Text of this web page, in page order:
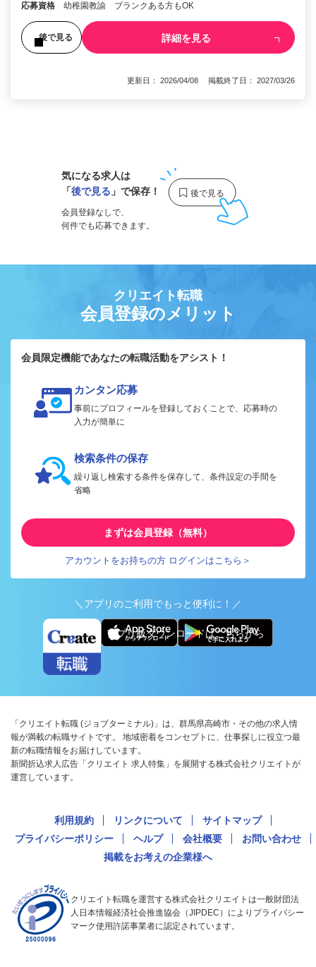
応募資格 幼稚園教諭 ブランクある方もOK
後で見る 詳細を見る
更新日： 2026/04/08 掲載終了日： 2027/03/26
気になる求人は
「後で見る 」で保存！
会員登録なしで、
何件でも応募できます。
クリエイト転職
会員登録のメリット
会員限定機能であなたの転職活動をアシスト！
カンタン応募
事前にプロフィールを登録しておくことで、応募時の
入力が簡単に
検索条件の保存
繰り返し検索する条件を保存して、条件設定の手間を
省略
まずは会員登録（無料）
アカウントをお持ちの方 ログインはこちら＞
＼アプリのご利用でもっと便利に！／
アプリ版ダウンロードはこちらから
「クリエイト転職 (ジョブターミナル)」は、群馬県高崎市・その他の求人情
報が満載の転職サイトです。 地域密着をコンセプトに、仕事探しに役立つ最
新の転職情報をお届けしています。
新聞折込求人広告「クリエイト 求人特集」を展開する株式会社クリエイトが
運営しています。
利用規約 リンクについて
サイトマップ
プライバシーポリシー
ヘルプ 会社概要
お問い合わせ
掲載をお考えの企業様へ
クリエイト転職を運営する株式会社クリエイトは一般財団法
人日本情報経済社会推進協会（JIPDEC）によりプライバシー
マーク使用許諾事業者に認定されています。